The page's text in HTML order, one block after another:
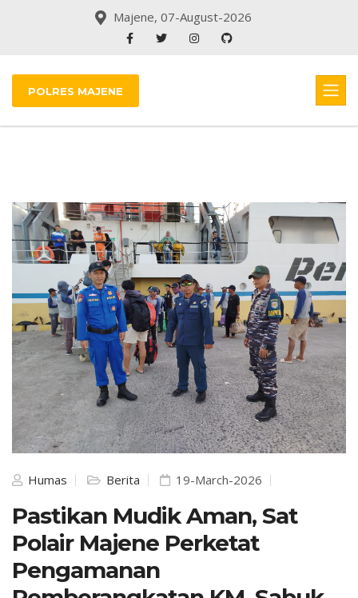
Majene, 07-August-2026
POLRES MAJENE
Humas Berita 19-March-2026
Pastikan Mudik Aman, Sat
Polair Majene Perketat
Pengamanan